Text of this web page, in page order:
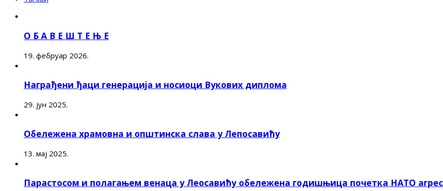
О Б А В Е Ш Т Е Њ Е
19. фебруар 2026.
Награђени ђаци генерација и носиоци Вукових диплома
29. јун 2025.
Обележена храмовна и општинска слава у Лепосавићу
13. мај 2025.
Парастосом и полагањем венаца у Леосавићу обележена годишњица почетка НАТО